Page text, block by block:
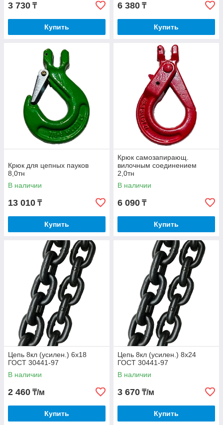
3 730 ₸
Купить
6 380 ₸
Купить
Крюк для цепных пауков
8,0тн
В наличии
13 010 ₸
Купить
Крюк самозапирающ.
вилочным соединением
2,0тн
В наличии
6 090 ₸
Купить
Цепь 8кл (усилен.) 6х18
ГОСТ 30441-97
В наличии
2 460 ₸/м
Купить
Цепь 8кл (усилен.) 8х24
ГОСТ 30441-97
В наличии
3 670 ₸/м
Купить